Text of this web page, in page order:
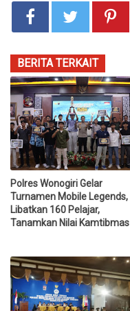
BERITA TERKAIT
Polres Wonogiri Gelar
Turnamen Mobile Legends,
Libatkan 160 Pelajar,
Tanamkan Nilai Kamtibmas